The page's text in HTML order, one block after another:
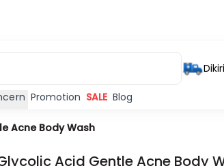
Promotion SALE Blog
Acne Body Wash
Acid Gentle Acne Body